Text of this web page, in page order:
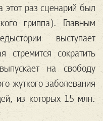
раз сценарий был
гриппа). Главным
выступает
стремится сократить
на свободу
жуткого заболевания
из которых 15 млн.